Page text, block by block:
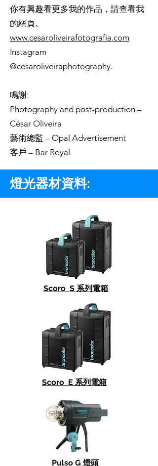
你有興趣看更多我的作品，請查看我
的網頁。
www.cesaroliveirafotografia.com
Instagram
@cesaroliveiraphotography.
鳴謝:
Photography and post-production –
César Oliveira
藝術總監 – Opal Advertisement
客戶 – Bar Royal
燈光器材資料:
Scoro S 系列電箱
Scoro E 系列電箱
Pulso G 燈頭